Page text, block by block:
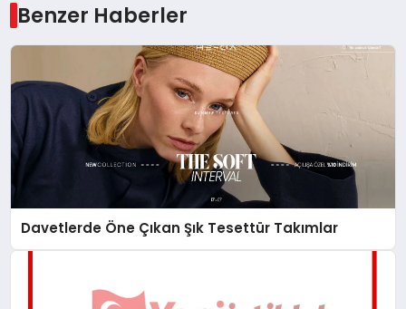
Benzer Haberler
Davetlerde Öne Çıkan Şık Tesettür Takımlar